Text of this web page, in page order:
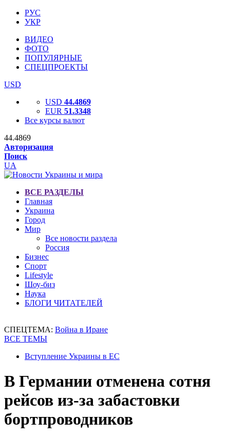
РУС
УКР
ВИДЕО
ФОТО
ПОПУЛЯРНЫЕ
СПЕЦПРОЕКТЫ
USD
USD 44.4869
EUR 51.3348
Все курсы валют
44.4869
Авторизация
Поиск
UA
ВСЕ РАЗДЕЛЫ
Главная
Украина
Город
Мир
Все новости раздела
Россия
Бизнес
Спорт
Lifestyle
Шоу-биз
Наука
БЛОГИ ЧИТАТЕЛЕЙ
СПЕЦТЕМА: Война в Иране
ВСЕ ТЕМЫ
Вступление Украины в ЕС
В Германии отменена сотня
рейсов из-за забастовки
бортпроводников